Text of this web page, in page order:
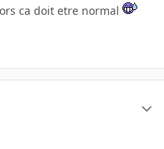
ca doit etre normal